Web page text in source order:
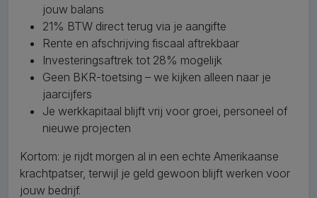
jouw balans
21% BTW direct terug via je aangifte
Rente en afschrijving fiscaal aftrekbaar
Investeringsaftrek tot 28% mogelijk
Geen BKR-toetsing – we kijken alleen naar je
jaarcijfers
Je werkkapitaal blijft vrij voor groei, personeel of
nieuwe projecten
Kortom: je rijdt morgen al in een echte Amerikaanse
krachtpatser, terwijl je geld gewoon blijft werken voor
jouw bedrijf.